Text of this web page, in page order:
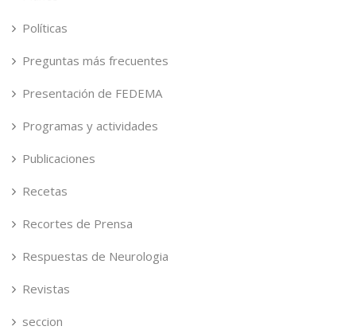
Políticas
Preguntas más frecuentes
Presentación de FEDEMA
Programas y actividades
Publicaciones
Recetas
Recortes de Prensa
Respuestas de Neurologia
Revistas
seccion